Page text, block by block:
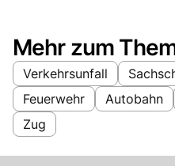
Mehr zum
Verkehrsunfall
Feuerwehr
Autobahn
Zug